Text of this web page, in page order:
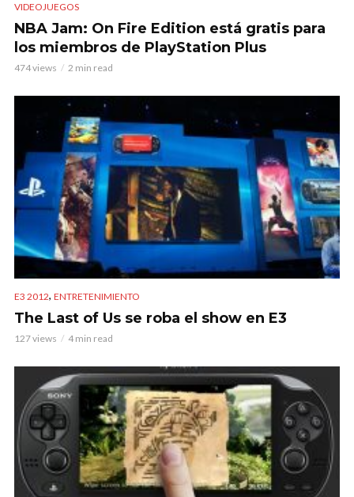
VIDEOJUEGOS
NBA Jam: On Fire Edition está gratis para
los miembros de PlayStation Plus
474 views 2 min read
E3 2012, ENTRETENIMIENTO
The Last of Us se roba el show en E3
127 views 4 min read